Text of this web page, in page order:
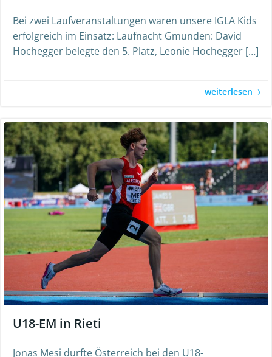
Bei zwei Laufveranstaltungen waren unsere IGLA Kids
erfolgreich im Einsatz: Laufnacht Gmunden: David
Hochegger belegte den 5. Platz, Leonie Hochegger […]
weiterlesen
U18-EM in Rieti
Jonas Mesi durfte Österreich bei den U18-